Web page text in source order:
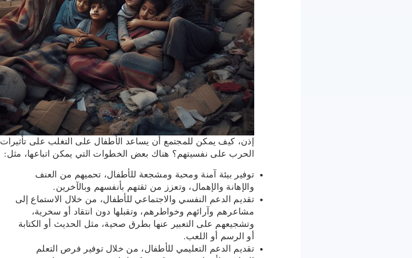
إذن، كيف يمكن للمجتمع أن يساعد الأطفال على التغلب على تأثيرات
الحرب على نفسيتهم؟ هناك بعض الخطوات التي يمكن اتباعها، مثل:
توفير بيئة آمنة ومحبة ومشجعة للأطفال، تحميهم من العنف
والإهانة والإهمال، وتعزز من ثقتهم بأنفسهم وبالآخرين.
تقديم الدعم النفسي والاجتماعي للأطفال، من خلال الاستماع إلى
مشاعرهم وآرائهم وخواطرهم، وتقبلها دون انتقاد أو سخرية،
وتشجيعهم على التعبير عنها بطرق صحية، مثل الحديث أو الكتابة
أو الرسم أو اللعب.
تقديم الدعم التعليمي للأطفال، من خلال توفير فرص التعلم